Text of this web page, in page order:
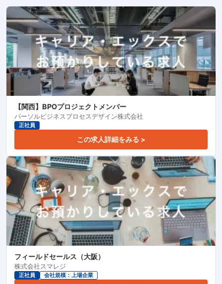
【関西】BPOプロジェクトメンバー
パーソルビジネスプロセスデザイン株式会社
正社員
この求人詳細をみる >
フィールドセールス（大阪）
株式会社スマレジ
正社員 会社規模：上場企業